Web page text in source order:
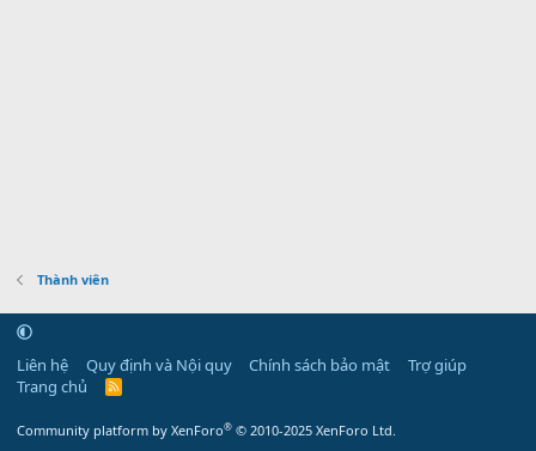
Thành viên
Liên hệ Quy định và Nội quy Chính sách bảo mật
Trợ giúp
Trang chủ
R
Community platform by XenForo® © 2010-2025 XenForo Ltd.